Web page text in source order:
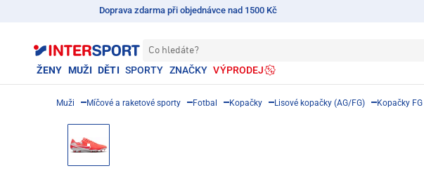
Doprava zdarma při objednávce nad 1500 Kč
Co hledáte?
ŽENY MUŽI DĚTI SPORTY ZNAČKY VÝPRODEJ
Muži Míčové a raketové sporty Fotbal Kopačky Lisové kopačky (AG/FG) Kopačky FG